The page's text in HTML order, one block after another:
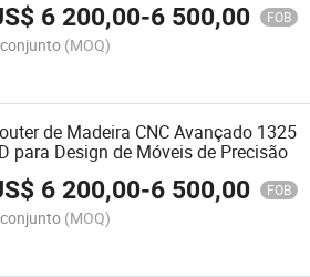
6 200,00-6 500,00 FOB
(MOQ)
de Madeira CNC Avançado 1325
para Design de Móveis de Precisão
6 200,00-6 500,00 FOB
(MOQ)